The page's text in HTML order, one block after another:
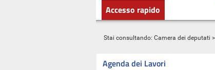
Accesso rapido
Stai consultando: Camera dei deputati >
Agenda dei Lavori